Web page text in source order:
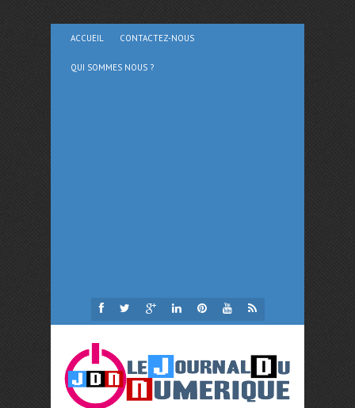
ACCUEIL CONTACTEZ-NOUS
QUI SOMMES NOUS ?